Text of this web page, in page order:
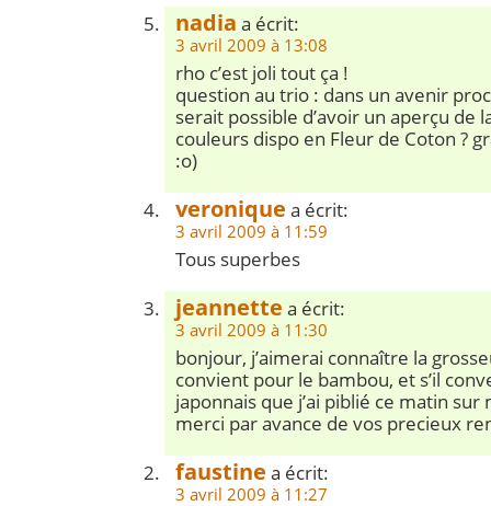
nadia a écrit:
3 avril 2009 à 13:08
rho c’est joli tout ça !
question au trio : dans un avenir
serait possible d’avoir un aperçu de
couleurs dispo en Fleur de Coton ?
:o)
veronique a écrit:
3 avril 2009 à 11:59
Tous superbes
jeannette a écrit:
3 avril 2009 à 11:30
bonjour, j’aimerai connaître la
convient pour le bambou, et s’il
japonnais que j’ai piblié ce matin sur
merci par avance de vos precieux
faustine a écrit:
3 avril 2009 à 11:27